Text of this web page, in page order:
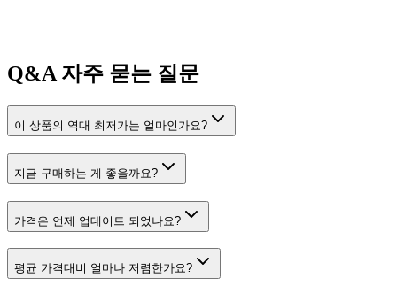
Q&A자주 묻는 질문
이 상품의 역대 최저가는 얼마인가요?
지금 구매하는 게 좋을까요?
가격은 언제 업데이트 되었나요?
평균 가격대비 얼마나 저렴한가요?